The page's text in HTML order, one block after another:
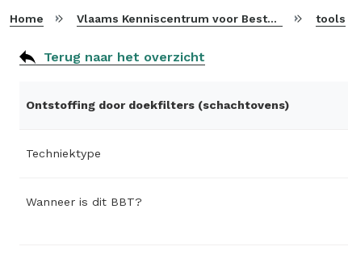
Home Vlaams Kenniscentrum voor Beste Beschikbare Technieken tools
Terug naar het overzicht
Ontstoffing door doekfilters (schachtovens)
Techniektype
Wanneer is dit BBT?